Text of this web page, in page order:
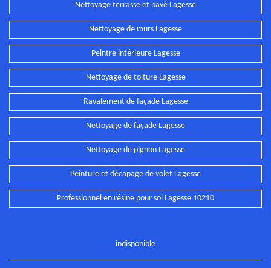
Nettoyage terrasse et pavé Lagesse
Nettoyage de murs Lagesse
Peintre intérieure Lagesse
Nettoyage de toiture Lagesse
Ravalement de façade Lagesse
Nettoyage de façade Lagesse
Nettoyage de pignon Lagesse
Peinture et décapage de volet Lagesse
Professionnel en résine pour sol Lagesse 10210
indisponible